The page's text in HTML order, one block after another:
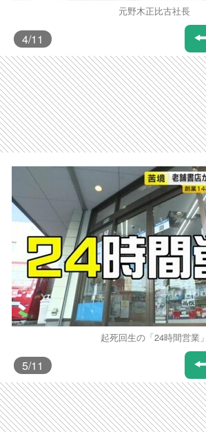
元野木正比古社長
4/11
起死回生の「24時間営業」
5/11